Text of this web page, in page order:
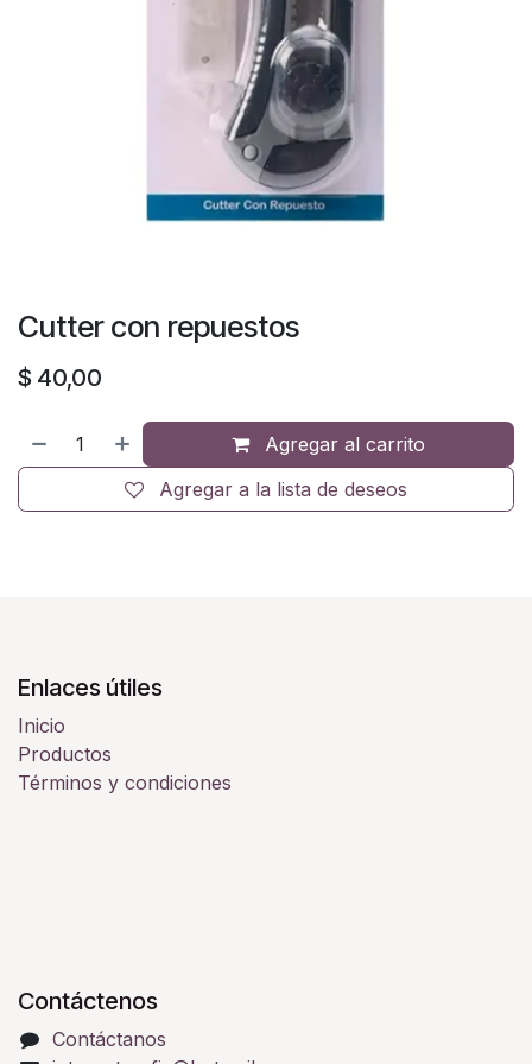
Cutter con repuestos
$ 40,00
Agregar al carrito
Agregar a la lista de deseos
Enlaces útiles
Inicio
Productos
Términos y condiciones
Contáctenos
Contáctanos